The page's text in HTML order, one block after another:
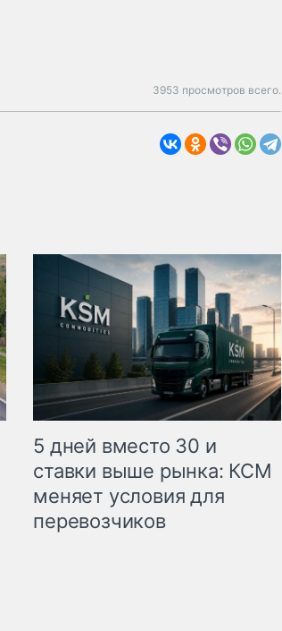
3953 просмотров всего.
5 дней вместо 30 и
ставки выше рынка: КСМ
меняет условия для
перевозчиков